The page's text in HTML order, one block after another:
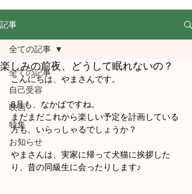
記事
全ての記事
自己受容
映画
特集
お知らせ
全ての記事
楽しみの前夜、どうして眠れないの？
こんにちは、やまさんです。
8月も、なかばですね。
まだまだこれから楽しい予定を計画している
方も、いらっしゃるでしょうか？
やまさんは、実家に帰って犬猫に挨拶した
り、昔の同級生に会ったりします♪